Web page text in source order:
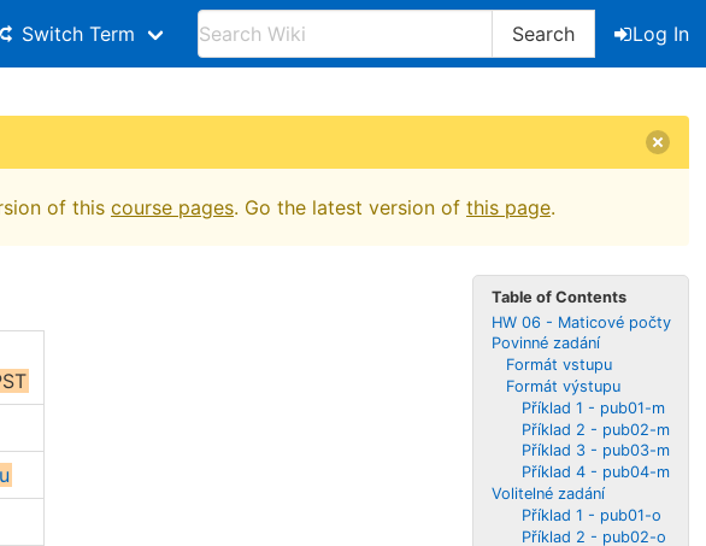
Switch Term Search
Log In
of this course pages. Go the latest version of this page.
Table of Contents
HW 06 - Maticové počty
Povinné zadání
Formát vstupu
Formát výstupu
Příklad 1 - pub01-m
Příklad 2 - pub02-m
Příklad 3 - pub03-m
Příklad 4 - pub04-m
Volitelné zadání
Příklad 1 - pub01-o
Příklad 2 - pub02-o